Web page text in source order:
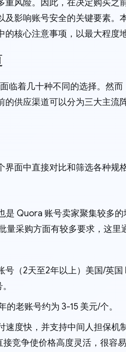
风险。因此，在决定购买之
影响账号安全的关键要素。
核心注意事项，以最大程度
临着几十种不同的选择。然
供应渠道可以分为三大主流
面中直接对比和筛选各种规
是 Quora 账号卖家聚集较多
采购方面有较多要求，这里
号（2天至2年以上）美国/英
老账号约为 3-15 美元/个。
速度快，并支持中间人担保机
竞争使价格高度灵活，很容